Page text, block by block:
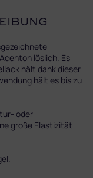
löslich. Es
hält dank dieser
hält es bis zu
oder
große Elastizität